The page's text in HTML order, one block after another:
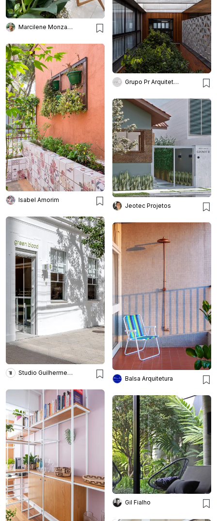
Marcilene Monzani Paisagismo
Grupo Pr Arquitetura
Isabel Amorim
Jeotec Projetos
Studio Guilherme Garcia
Balsa Arquitetura
Gil Fialho